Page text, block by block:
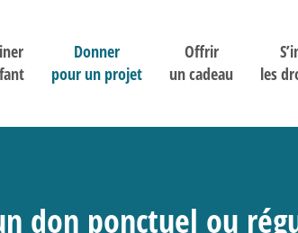
Donner
pour un projet
Offrir
un cadeau
les
don ponctuel ou